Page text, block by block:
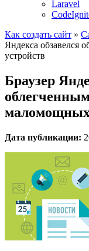
Laravel
Как создать сайт »
Яндекса обзавелся
устройств
Браузер
маломощных
Дата публикации: